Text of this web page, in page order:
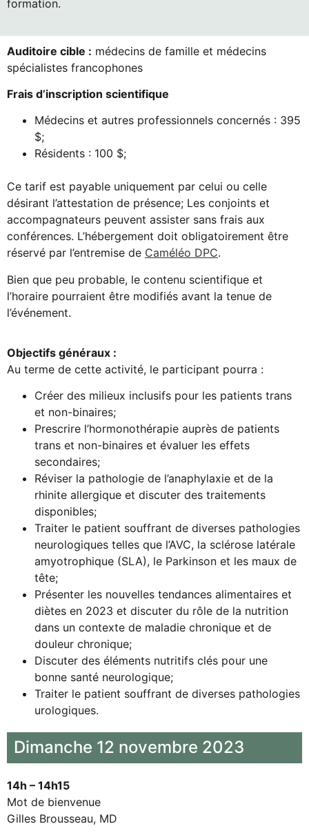
formation.
Auditoire cible : médecins de famille et médecins
spécialistes francophones
Frais d’inscription scientifique
Médecins et autres professionnels concernés : 395
$;
Résidents : 100 $;
Ce tarif est payable uniquement par celui ou celle
désirant l’attestation de présence; Les conjoints et
accompagnateurs peuvent assister sans frais aux
conférences. L’hébergement doit obligatoirement être
réservé par l’entremise de Caméléo DPC.
Bien que peu probable, le contenu scientifique et
l’horaire pourraient être modifiés avant la tenue de
l’événement.
Objectifs généraux :
Au terme de cette activité, le participant pourra :
Créer des milieux inclusifs pour les patients trans
et non-binaires;
Prescrire l’hormonothérapie auprès de patients
trans et non-binaires et évaluer les effets
secondaires;
Réviser la pathologie de l’anaphylaxie et de la
rhinite allergique et discuter des traitements
disponibles;
Traiter le patient souffrant de diverses pathologies
neurologiques telles que l’AVC, la sclérose latérale
amyotrophique (SLA), le Parkinson et les maux de
tête;
Présenter les nouvelles tendances alimentaires et
diètes en 2023 et discuter du rôle de la nutrition
dans un contexte de maladie chronique et de
douleur chronique;
Discuter des éléments nutritifs clés pour une
bonne santé neurologique;
Traiter le patient souffrant de diverses pathologies
urologiques.
Dimanche 12 novembre 2023
14h – 14h15
Mot de bienvenue
Gilles Brousseau, MD